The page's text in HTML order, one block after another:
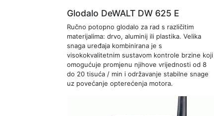
Glodalo DeWALT DW 625 E
Ručno potopno glodalo za rad s različitim
materijalima: drvo, aluminij ili plastika. Velika
snaga uređaja kombinirana je s
visokokvalitetnim sustavom kontrole brzine koji
omogućuje promjenu njihove vrijednosti od 8
do 20 tisuća / min i održavanje stabilne snage
uz povećanje opterećenja motora.